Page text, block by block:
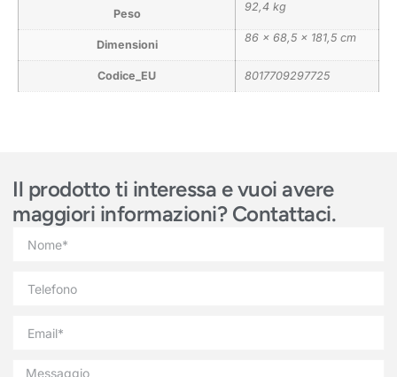
Peso
92,4 kg
Dimensioni
86 × 68,5 × 181,5 cm
Codice_EU 8017709297725
Il prodotto ti interessa e vuoi avere
maggiori informazioni? Contattaci.